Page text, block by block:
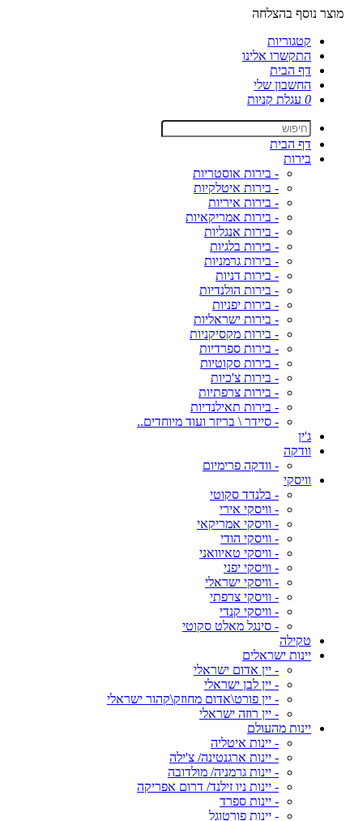
מוצר נוסף בהצלחה
קטגוריות
התקשרו אלינו
דף הבית
החשבון שלי
0 עגלת קניות
דף הבית
בירות
- בירות אוסטריות
- בירות איטלקיות
- בירות איריות
- בירות אמריקאיות
- בירות אנגליות
- בירות בלגיות
- בירות גרמניות
- בירות דניות
- בירות הולנדיות
- בירות יפניות
- בירות ישראליות
- בירות מקסיקניות
- בירות ספרדיות
- בירות סקוטיות
- בירות צ'כיות
- בירות צרפתיות
- בירות תאילנדיות
- סיידר \ בריזר ועוד מיוחדים..
ג'ין
וודקה
- וודקה פרימיום
וויסקי
- בלנדד סקוטי
- וויסקי אירי
- וויסקי אמריקאי
- וויסקי הודי
- וויסקי טאיוואני
- וויסקי יפני
- וויסקי ישראלי
- וויסקי צרפתי
- וויסקי קנדי
- סינגל מאלט סקוטי
טקילה
יינות ישראלים
- יין אדום ישראלי
- יין לבן ישראלי
- יין פורט\אדום מחוזק\קהור ישראלי
- יין רוזה ישראלי
יינות מהעולם
- יינות איטליה
- יינות ארגנטינה/ צ'ילה
- יינות גרמניה/ מולדובה
- יינות ניו זילנד/ דרום אפריקה
- יינות ספרד
- יינות פורטוגל